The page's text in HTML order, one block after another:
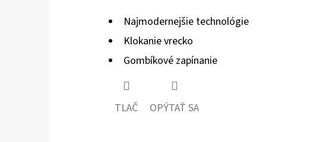
Najmodernejšie technológie
Klokanie vrecko
Gombíkové zapínanie
TLAČ OPÝTAŤ SA